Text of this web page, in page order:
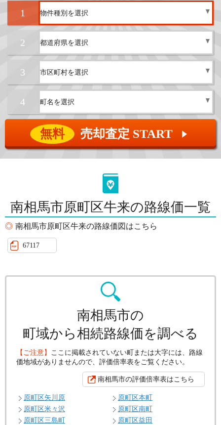
1
2
3
4
無料 売却査定 START ▲
南相馬市原町区牛来の路線価一覧
南相馬市原町区牛来の路線価図はこちら
67117
南相馬市の
町域から相続路線価を調べる
【ご注意】 ここに掲載されていない町または大字には、路線
価地域がありませんので、評価倍率表をご覧ください。
南相馬市の評価倍率表はこちら
原町区矢川原
原町区本町
原町区米々沢
原町区南町
原町区三島町
原町区益田